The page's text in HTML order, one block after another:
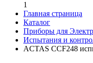
1
Главная страница
Каталог
Приборы для
Испытания и
ACTAS CCF248